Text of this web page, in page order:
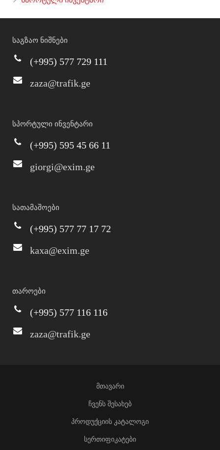
საგზაო ნიშნები
(+995) 577 729 111
zaza@trafik.ge
სპორტული ინვენტარი
(+995) 595 45 66 11
giorgi@exim.ge
სათამაშოები
(+995) 577 77 17 72
kaxa@exim.ge
თაროები
(+995) 577 116 116
zaza@trafik.ge
მთავარი
ჩვენს შესახებ
პროდუქციის კატალოგი
სერთიფიკატები